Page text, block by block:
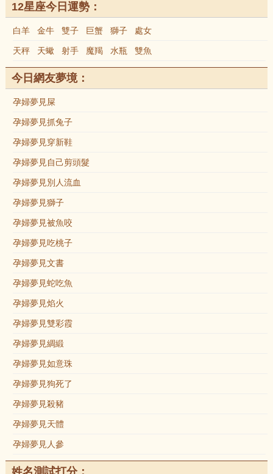
12星座今日運勢：
白羊 金牛 雙子 巨蟹 獅子 處女
天秤 天蠍 射手 魔羯 水瓶 雙魚
今日網友夢境：
孕婦夢見屎
孕婦夢見抓兔子
孕婦夢見穿新鞋
孕婦夢見自己剪頭髮
孕婦夢見別人流血
孕婦夢見獅子
孕婦夢見被魚咬
孕婦夢見吃桃子
孕婦夢見文書
孕婦夢見蛇吃魚
孕婦夢見焰火
孕婦夢見雙彩霞
孕婦夢見綢緞
孕婦夢見如意珠
孕婦夢見狗死了
孕婦夢見殺豬
孕婦夢見天體
孕婦夢見人參
姓名測試打分：